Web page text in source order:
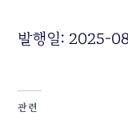
발행일: 2025-
관련